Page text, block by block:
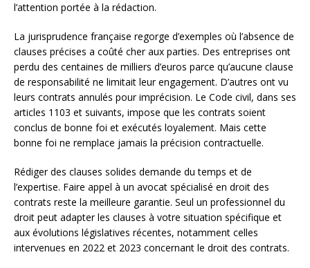
l’attention portée à la rédaction.
La jurisprudence française regorge d’exemples où l’absence de
clauses précises a coûté cher aux parties. Des entreprises ont
perdu des centaines de milliers d’euros parce qu’aucune clause
de responsabilité ne limitait leur engagement. D’autres ont vu
leurs contrats annulés pour imprécision. Le Code civil, dans ses
articles 1103 et suivants, impose que les contrats soient
conclus de bonne foi et exécutés loyalement. Mais cette
bonne foi ne remplace jamais la précision contractuelle.
Rédiger des clauses solides demande du temps et de
l’expertise. Faire appel à un avocat spécialisé en droit des
contrats reste la meilleure garantie. Seul un professionnel du
droit peut adapter les clauses à votre situation spécifique et
aux évolutions législatives récentes, notamment celles
intervenues en 2022 et 2023 concernant le droit des contrats.